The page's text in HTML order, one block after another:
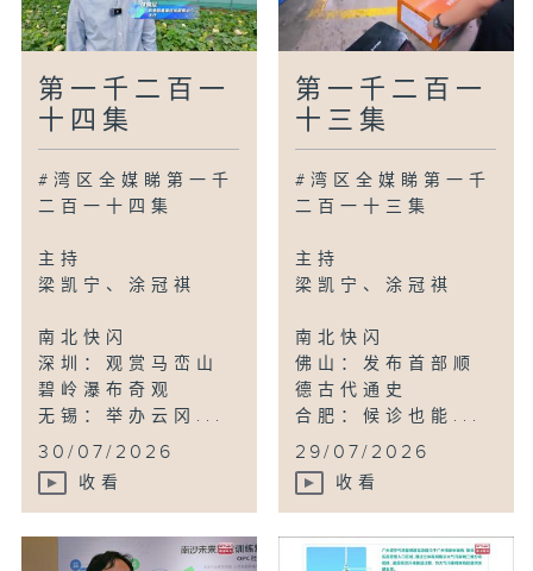
第一千二百一
十四集
#湾区全媒睇第一千
二百一十四集
主持
梁凯宁、涂冠祺
南北快闪
深圳：观赏马峦山
碧岭瀑布奇观
无锡：举办云冈...
30/07/2026
收看
第一千二百一
十三集
#湾区全媒睇第一千
二百一十三集
主持
梁凯宁、涂冠祺
南北快闪
佛山：发布首部顺
德古代通史
合肥：候诊也能...
29/07/2026
收看